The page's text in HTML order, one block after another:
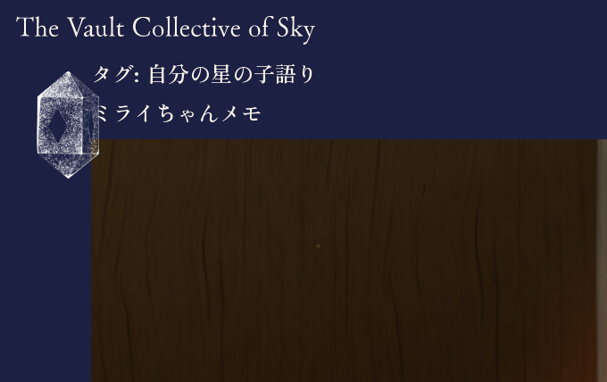
タグ: 自分の星の子語り
ミライちゃんメモ